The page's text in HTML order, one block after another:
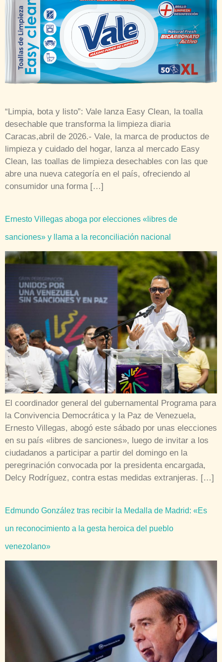
“Limpia, bota y listo”: Vale lanza Easy Clean, la toalla
desechable que transforma la limpieza diaria
Caracas,abril de 2026.- Vale, la marca de productos de
limpieza y cuidado del hogar, lanza al mercado Easy
Clean, las toallas de limpieza desechables con las que
abre una nueva categoría en el país, ofreciendo al
consumidor una forma […]
Ernesto Villegas aboga por elecciones «libres de
sanciones» y llama a la reconciliación nacional
El coordinador general del gubernamental Programa para
la Convivencia Democrática y la Paz de Venezuela,
Ernesto Villegas, abogó este sábado por unas elecciones
en su país «libres de sanciones», luego de invitar a los
ciudadanos a participar a partir del domingo en la
peregrinación convocada por la presidenta encargada,
Delcy Rodríguez, contra estas medidas extranjeras. […]
Edmundo González tras recibir la Medalla de Madrid: «Es
un reconocimiento a la gesta heroica del pueblo
venezolano»